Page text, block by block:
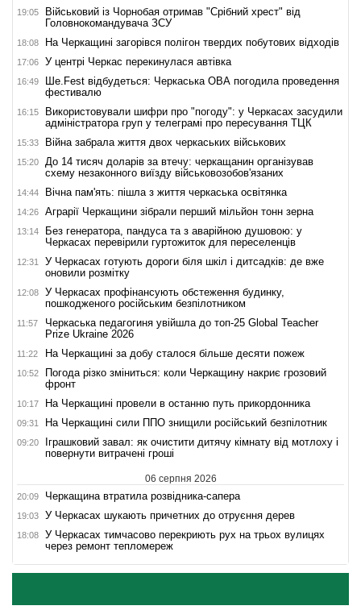
19:05
Військовий із Чорнобая отримав "Срібний хрест" від
Головнокомандувача ЗСУ
18:08 На Черкащині загорівся полігон твердих побутових відходів
17:06 У центрі Черкас перекинулася автівка
16:49
Ше.Fest відбудеться: Черкаська ОВА погодила проведення
фестивалю
16:15
Використовували шифри про "погоду": у Черкасах засудили
адміністратора груп у телеграмі про пересування ТЦК
15:33 Війна забрала життя двох черкаських військових
15:20
До 14 тисяч доларів за втечу: черкащанин організував
схему незаконного виїзду військовозобов'язаних
14:44 Вічна пам'ять: пішла з життя черкаська освітянка
14:26 Аграрії Черкащини зібрали перший мільйон тонн зерна
13:14
Без генератора, пандуса та з аварійною душовою: у
Черкасах перевірили гуртожиток для переселенців
12:31
У Черкасах готують дороги біля шкіл і дитсадків: де вже
оновили розмітку
12:08
У Черкасах профінансують обстеження будинку,
пошкодженого російським безпілотником
11:57
Черкаська педагогиня увійшла до топ-25 Global Teacher
Prize Ukraine 2026
11:22 На Черкащині за добу сталося більше десяти пожеж
10:52
Погода різко зміниться: коли Черкащину накриє грозовий
фронт
10:17 На Черкащині провели в останню путь прикордонника
09:31 На Черкащині сили ППО знищили російський безпілотник
09:20
Іграшковий завал: як очистити дитячу кімнату від мотлоху і
повернути витрачені гроші
06 серпня 2026
20:09 Черкащина втратила розвідника-сапера
19:03 У Черкасах шукають причетних до отруєння дерев
18:08
У Черкасах тимчасово перекриють рух на трьох вулицях
через ремонт тепломереж